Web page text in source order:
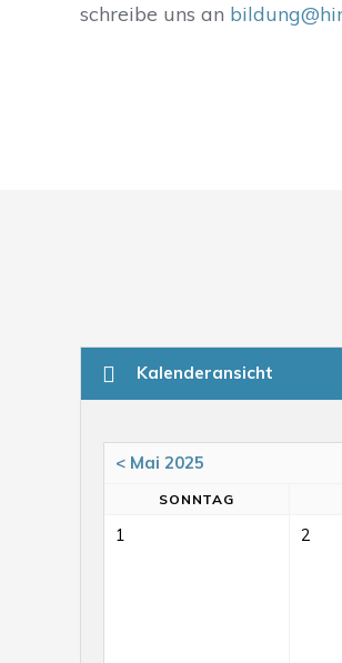
schreibe uns an
Kalenderansicht
< Mai 2025
SO NNTAG
1 2